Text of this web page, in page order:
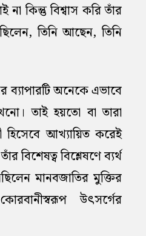
কিন্তু বিশ্বাস করি তাঁর
তিনি আছেন, তিনি
অনেকে এভাবে
তাই হয়তো বা তারা
আখ্যায়িত করেই
বিশেষত্ব বিশ্লেষণে ব্যর্থ
মানবজাতির মুক্তির
উৎসর্গের